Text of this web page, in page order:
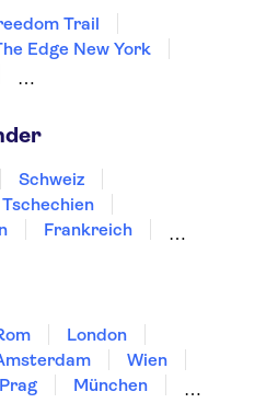
Trail
Edge New York
History
Museum
Art
Harlem
Schweiz
Tschechien
Frankreich
London
Wien
Prag
München